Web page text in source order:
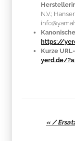
N.V.;
https://
Kurze
yerd.de/
« /